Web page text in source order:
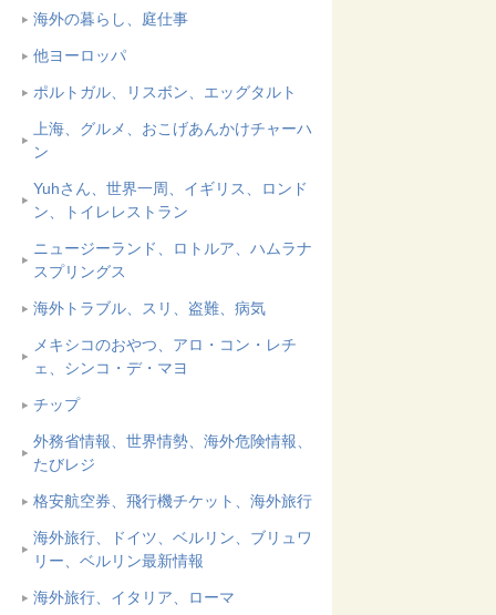
海外の暮らし、庭仕事
他ヨーロッパ
ポルトガル、リスボン、エッグタルト
上海、グルメ、おこげあんかけチャーハ
ン
Yuhさん、世界一周、イギリス、ロンド
ン、トイレレストラン
ニュージーランド、ロトルア、ハムラナ
スプリングス
海外トラブル、スリ、盗難、病気
メキシコのおやつ、アロ・コン・レチ
ェ、シンコ・デ・マヨ
チップ
外務省情報、世界情勢、海外危険情報、
たびレジ
格安航空券、飛行機チケット、海外旅行
海外旅行、ドイツ、ベルリン、ブリュワ
リー、ベルリン最新情報
海外旅行、イタリア、ローマ